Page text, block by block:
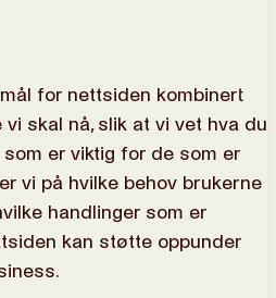
for nettsiden kombinert
skal nå, slik at vi vet hva du
er viktig for de som er
vi på hvilke behov brukerne
handlinger som er
kan støtte oppunder